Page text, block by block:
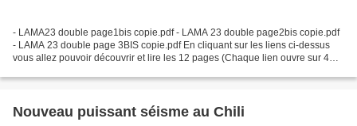
- LAMA23 double page1bis copie.pdf - LAMA 23 double page2bis copie.pdf
- LAMA 23 double page 3BIS copie.pdf En cliquant sur les liens ci-dessus
vous allez pouvoir découvrir et lire les 12 pages (Chaque lien ouvre sur 4
Nouveau puissant séisme au Chili